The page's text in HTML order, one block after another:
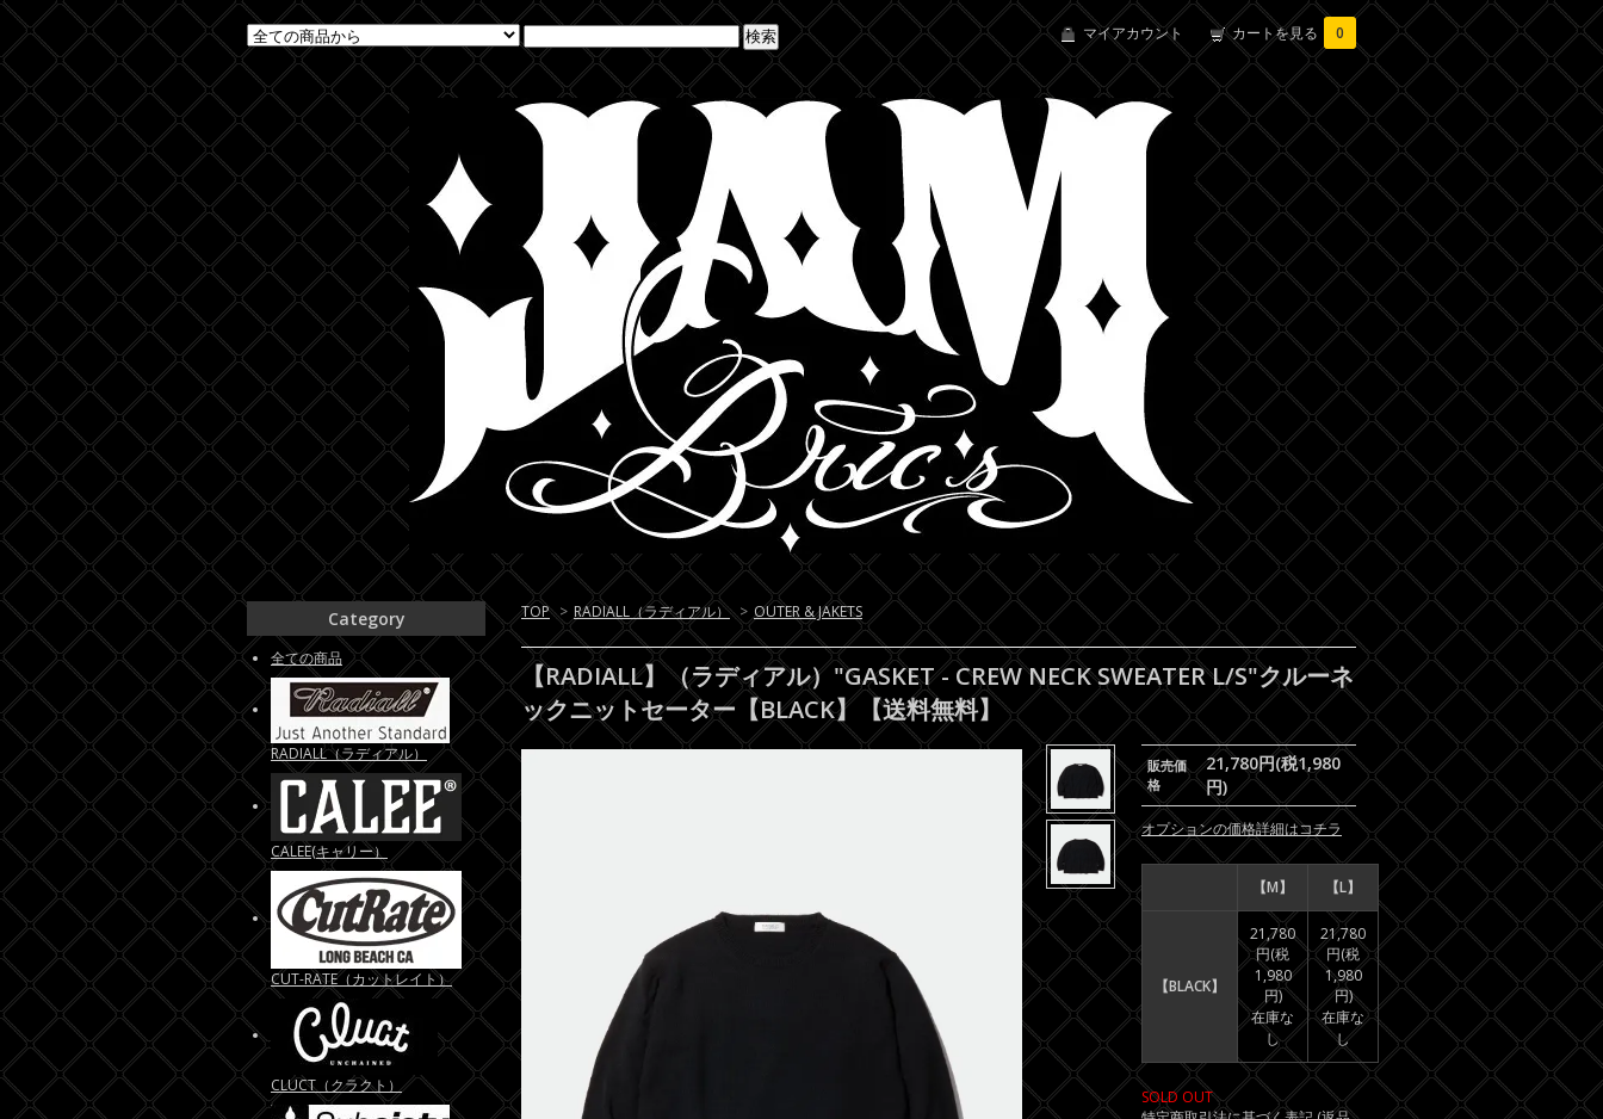
マイアカウント カートを見る 0
TOP > RADIALL（ラディアル） > OUTER & JAKETS
【RADIALL】（ラディアル）"GASKET - CREW NECK SWEATER L/S"クルーネ
ックニットセーター【BLACK】【送料無料】
販売価
格
21,780円(税1,980
円)
オプションの価格詳細はコチラ
【M】 【L】
【BLACK】
21,780
円(税
1,980
円)
在庫な
し
21,780
円(税
1,980
円)
在庫な
し
SOLD OUT
Category
全ての商品
RADIALL（ラディアル）
CALEE(キャリー）
CUT-RATE（カットレイト）
CLUCT（クラクト）